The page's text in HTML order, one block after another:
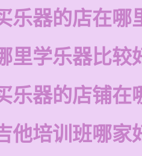
乐器的店在哪
里学乐器比较
乐器的店铺在
他培训班哪家